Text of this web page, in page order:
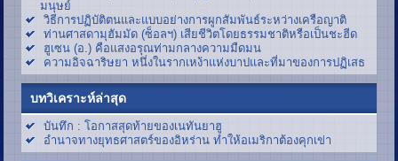
มนุษย์
วิธีการปฏิบัติตนและแบบอย่างการผูกสัมพันธ์ระหว่างเครือญาติ
ท่านศาสดามุฮัมมัด (ซ็อลฯ) เสียชีวิตโดยธรรมชาติหรือเป็นชะฮีด
ฮูเซน (อ.) คือแสงอรุณท่ามกลางความมืดมน
ความอิจฉาริษยา หนึ่งในรากเหง้าแห่งบาปและที่มาของการปฏิเสธ
บทวิเคราะห์ล่าสุด
บันทึก : โอกาสสุดท้ายของเนทันยาฮู
อำนาจทางยุทธศาสตร์ของอิหร่าน ทำให้อเมริกาต้องคุกเข่า